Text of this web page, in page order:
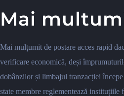
Mai
Mai mulțumit de postare acces rapid
verificare economică, deși
dobânzilor și limbajul tranzacției
state membre reglementează instituțiile